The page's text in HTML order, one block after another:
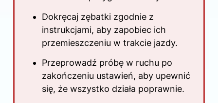
Dokręcaj zębatki zgodnie z
instrukcjami, aby zapobiec ich
przemieszczeniu w trakcie jazdy.
Przeprowadź próbę w ruchu po
zakończeniu ustawień, aby upewnić
się, że wszystko działa poprawnie.